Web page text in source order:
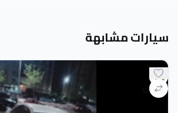
سيارات مشابهة